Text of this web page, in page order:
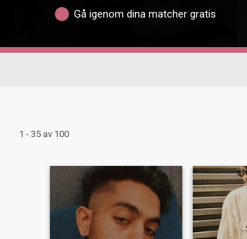
Gå igenom dina matcher gratis
1 - 35 av 100